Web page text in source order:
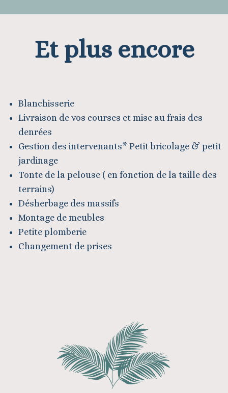
Et plus encore
Blanchisserie
Livraison de vos courses et mise au frais des
denrées
Gestion des intervenants* Petit bricolage & petit
jardinage
Tonte de la pelouse ( en fonction de la taille des
terrains)
Désherbage des massifs
Montage de meubles
Petite plomberie
Changement de prises